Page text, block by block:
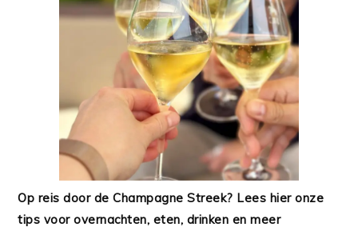
Op reis door de Champagne Streek? Lees hier onze
tips voor overnachten, eten, drinken en meer